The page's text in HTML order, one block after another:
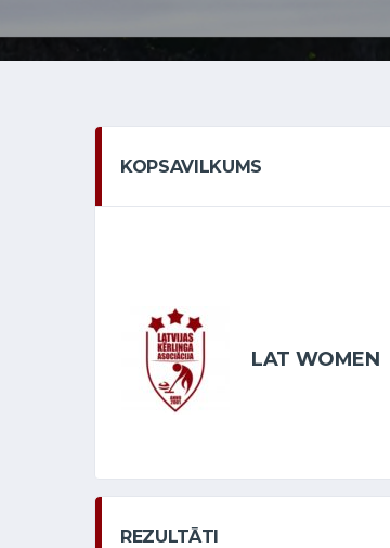
KOPSAVILKUMS
LAT WOMEN
REZULTĀTI